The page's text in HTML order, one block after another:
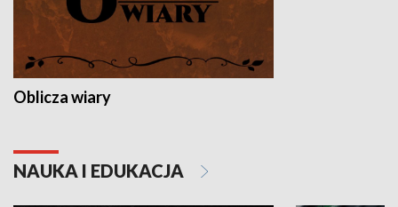
Oblicza wiary
NAUKA I EDUKACJA